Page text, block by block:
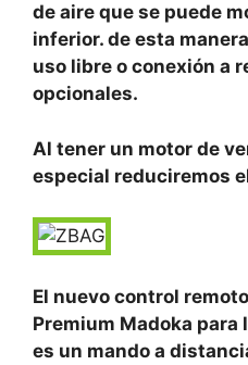
de aire que se puede
inferior. de esta
uso libre o conexión a
opcionales.
Al tener un motor de
especial reduciremos
El nuevo control
Premium Madoka para
es un mando a